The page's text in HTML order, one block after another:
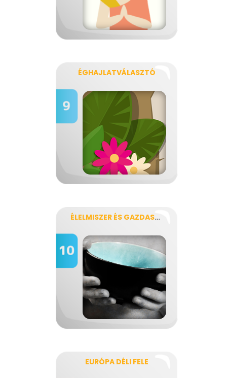
ÉGHAJLATVÁLASZTÓ
ÉLELMISZER ÉS GAZDASÁG...
EURÓPA DÉLI FELE